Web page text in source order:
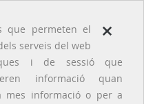
×
que permeten el
serveis del web
i de sessió que
informació quan
informació o per a